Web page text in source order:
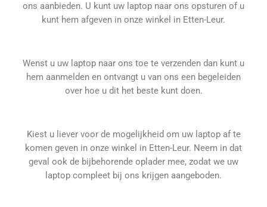
ons aanbieden. U kunt uw laptop naar ons opsturen of u
kunt hem afgeven in onze winkel in Etten-Leur.
Wenst u uw laptop naar ons toe te verzenden dan kunt u
hem aanmelden en ontvangt u van ons een begeleiden
over hoe u dit het beste kunt doen.
Kiest u liever voor de mogelijkheid om uw laptop af te
komen geven in onze winkel in Etten-Leur. Neem in dat
geval ook de bijbehorende oplader mee, zodat we uw
laptop compleet bij ons krijgen aangeboden.